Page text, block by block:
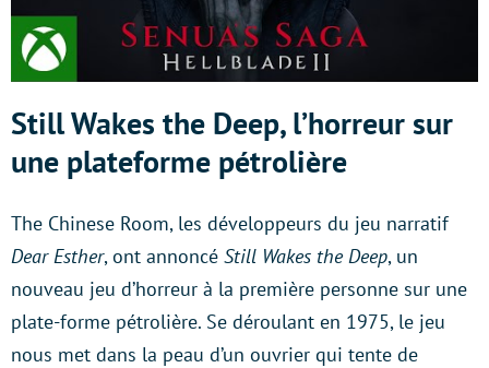
Still Wakes the Deep, l’horreur sur
une plateforme pétrolière
The Chinese Room, les développeurs du jeu narratif
Dear Esther, ont annoncé Still Wakes the Deep, un
nouveau jeu d’horreur à la première personne sur une
plate-forme pétrolière. Se déroulant en 1975, le jeu
nous met dans la peau d’un ouvrier qui tente de